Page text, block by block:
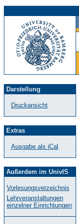
Darstellung
Druckansicht
Extras
Ausgabe als iCal
Außerdem im UnivIS
Vorlesungsverzeichnis
Lehrveranstaltungen
einzelner Einrichtungen